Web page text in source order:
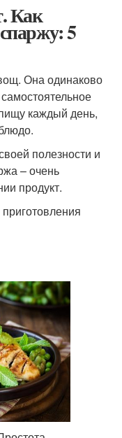
Как
5
Она одинаково
каждый день,
полезности и
– очень
продукт.